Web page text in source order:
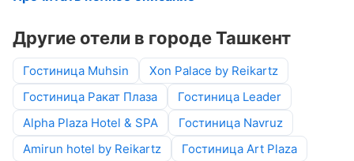
Другие отели в городе Ташкент
Гостиница Muhsin
Xon Palace by Reikartz
Гостиница Ракат Плаза
Гостиница Leader
Alpha Plaza Hotel & SPA
Гостиница Navruz
Amirun hotel by Reikartz
Гостиница Art Plaza